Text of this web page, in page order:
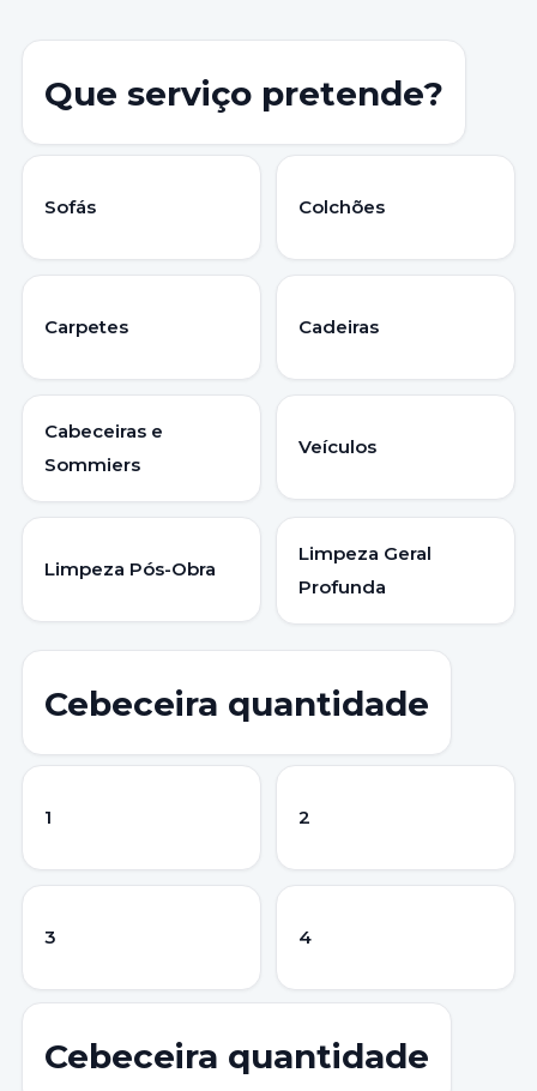
Que serviço pretende?
Sofás Colchões
Carpetes Cadeiras
Cabeceiras e
Sommiers
Veículos
Limpeza Pós-Obra
Limpeza Geral
Profunda
Cebeceira quantidade
1 2
3 4
Cebeceira quantidade